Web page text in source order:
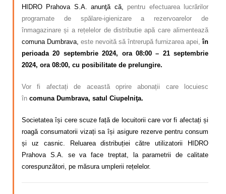
HIDRO Prahova S.A. anunţă că, pentru efectuarea lucrărilor
programate de spălare-igienizare a rezervoarelor de
înmagazinare și a rețelelor de distributie apă care alimentează
comuna Dumbrava, este nevoită să întrerupă furnizarea apei,în
perioada 20 septembrie 2024, ora 08:00 – 21 septembrie
2024, ora 08:00, cu posibilitate de prelungire.
Vor fi afectați de această oprire abonații care locuiesc
în comuna Dumbrava, satul Ciupelniţa.
Societatea își cere scuze față de locuitorii care vor fi afectați și
roagă consumatorii vizați sa își asigure rezerve pentru consum
și uz casnic. Reluarea distribuției către utilizatorii HIDRO
Prahova S.A. se va face treptat, la parametrii de calitate
corespunzători, pe măsura umplerii rețelelor.